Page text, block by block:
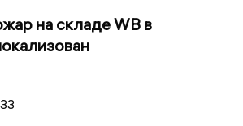
на складе WB в